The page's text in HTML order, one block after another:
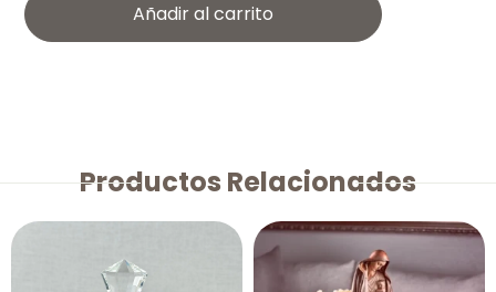
Añadir al carrito
Productos Relacionados